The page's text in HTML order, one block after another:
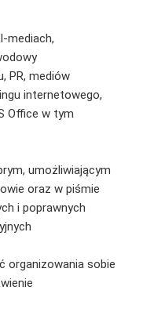
mediach,
PR, mediów
internetowego,
Office w tym
umożliwiającym
oraz w piśmie
i poprawnych
organizowania sobie